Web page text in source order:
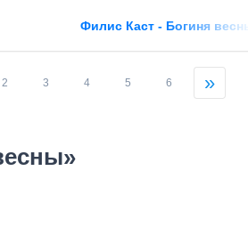
Филис Каст - Богиня весны
2 3 4 5 6 »